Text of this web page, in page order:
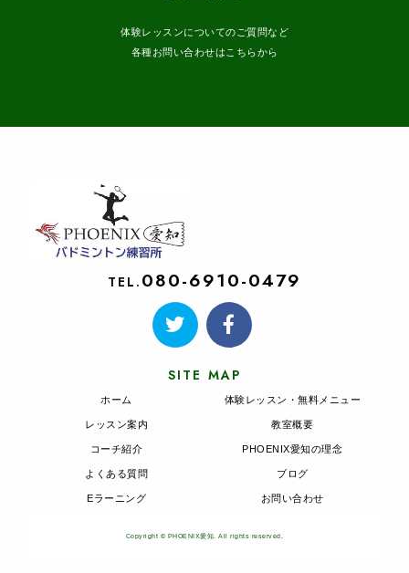
体験レッスンについてのご質問など
各種お問い合わせはこちらから
TEL. 080-6910-0479
SITE MAP
ホーム
レッスン案内
コーチ紹介
よくある質問
Eラーニング
体験レッスン・無料メニュー
教室概要
PHOENIX愛知の理念
ブログ
お問い合わせ
Copyright © PHOENIX愛知. All rights reserved.